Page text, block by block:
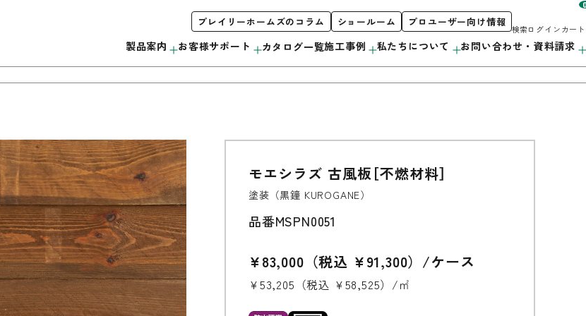
製品案内
木製サッシ
リボス自然健康塗料
外装材
ウッドデッキ
モールディング
階段
造作用材
お客様サポート
お手入れ方法について
無垢製品の注意事項
初めての方へ
カタログ一覧施工事例
みんなで＃ムクノトリコ
私たちについて
会社概要
当社の取り組み
Corporate Profile
採用情報
お問い合わせ・資料請求
サンプル・カタログ請求
プレイリーホームズのコラム ショールーム プロユーザー向け情報
検索ログインカート
モエシラズ 古風板［不燃材料］
塗装（黒鐘 KUROGANE）
品番MSPN0051
¥83,000（税込 ¥91,300）/ケース
¥53,205（税込 ¥58,525）/㎡